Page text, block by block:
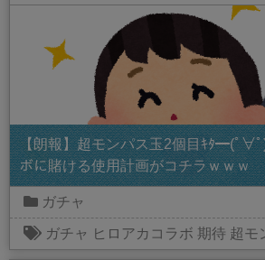
【朗報】超モンパス玉2個目ｷﾀ━(ﾟ∀
ボに賭ける使用計画がコチラｗｗｗ
ガチャ
ガチャ ヒロアカコラボ 期待 超モ